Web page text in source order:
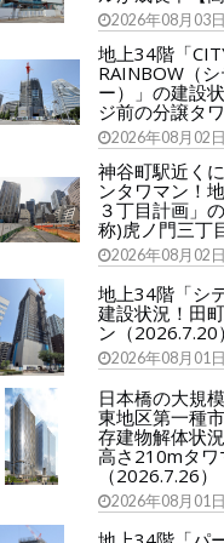
2026年08月03日
地上34階「
RAINBOW（
ー）」の建設
ジ前の分譲タ
2026年08月02日
神谷町駅近く
ンタワマン！
３丁目計画」
称)虎ノ門三丁
2026年08月02日
地上34階「シ
建設状況！田
ン（2026.7.20）
2026年08月01日
日本橋の大規
東地区第一種
存建物解体状
高さ210mタワ
（2026.7.26）
2026年08月01日